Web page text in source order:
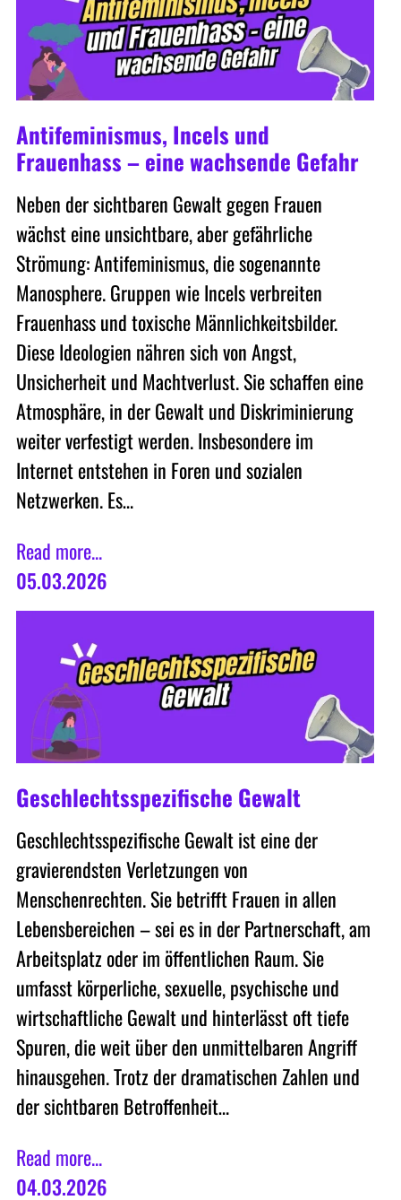
Antifeminismus, Incels und
Frauenhass – eine wachsende Gefahr
Neben der sichtbaren Gewalt gegen Frauen
wächst eine unsichtbare, aber gefährliche
Strömung: Antifeminismus, die sogenannte
Manosphere. Gruppen wie Incels verbreiten
Frauenhass und toxische Männlichkeitsbilder.
Diese Ideologien nähren sich von Angst,
Unsicherheit und Machtverlust. Sie schaffen eine
Atmosphäre, in der Gewalt und Diskriminierung
weiter verfestigt werden. Insbesondere im
Internet entstehen in Foren und sozialen
Netzwerken. Es…
Read more...
05.03.2026
Geschlechtsspezifische Gewalt
Geschlechtsspezifische Gewalt ist eine der
gravierendsten Verletzungen von
Menschenrechten. Sie betrifft Frauen in allen
Lebensbereichen – sei es in der Partnerschaft, am
Arbeitsplatz oder im öffentlichen Raum. Sie
umfasst körperliche, sexuelle, psychische und
wirtschaftliche Gewalt und hinterlässt oft tiefe
Spuren, die weit über den unmittelbaren Angriff
hinausgehen. Trotz der dramatischen Zahlen und
der sichtbaren Betroffenheit…
Read more...
04.03.2026